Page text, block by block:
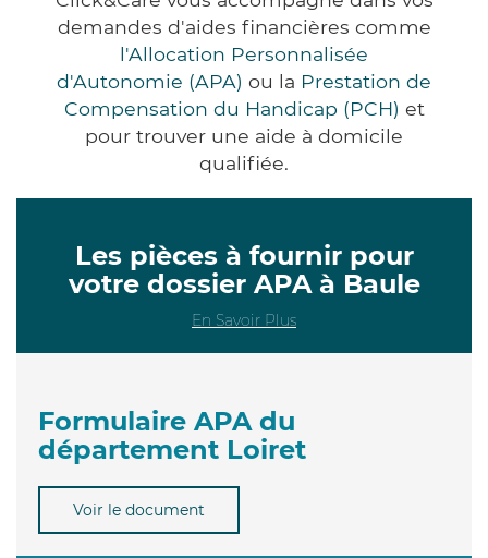
demandes d'aides financières comme
l'Allocation Personnalisée
d'Autonomie (APA) ou la Prestation de
Compensation du Handicap (PCH) et
pour trouver une aide à domicile
qualifiée.
Les pièces à fournir pour
votre dossier APA à Baule
En Savoir Plus
Formulaire APA du
département Loiret
Voir le document